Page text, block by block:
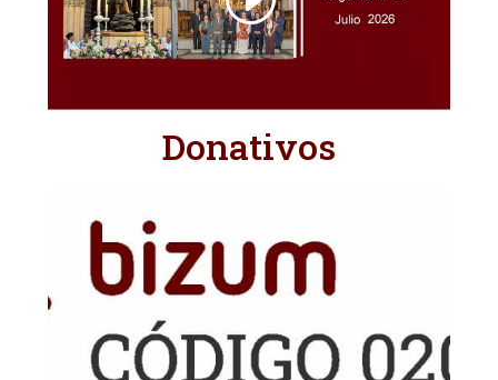
Donativos